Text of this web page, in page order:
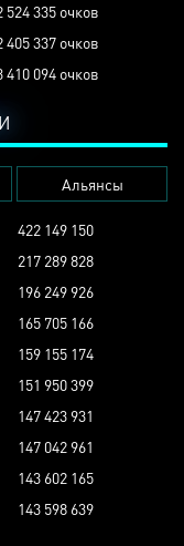
524 335 очков
405 337 очков
410 094 очков
Альянсы
422 149 150
217 289 828
196 249 926
165 705 166
159 155 174
151 950 399
147 423 931
147 042 961
143 602 165
143 598 639